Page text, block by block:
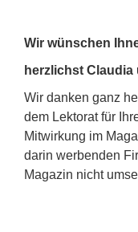
Wir wünschen
herzlichst Claudia
Wir danken ganz
dem Lektorat für
Mitwirkung im
darin werbenden
Magazin nicht